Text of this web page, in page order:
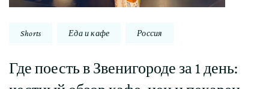
Shorts Еда и кафе Россия
Где поесть в Звенигороде за 1 день: